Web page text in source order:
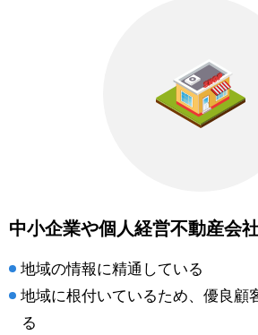
中小企業や個人経営不動産会
地域の情報に精通している
地域に根付いているため、優良顧
る